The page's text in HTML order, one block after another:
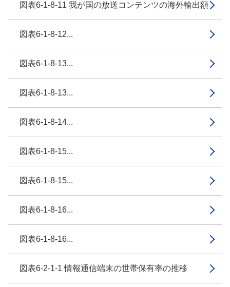
図表6-1-8-11 我が国の放送コンテンツの海外輸出額
図表6-1-8-12...
図表6-1-8-13...
図表6-1-8-13...
図表6-1-8-14...
図表6-1-8-15...
図表6-1-8-15...
図表6-1-8-16...
図表6-1-8-16...
図表6-2-1-1 情報通信端末の世帯保有率の推移